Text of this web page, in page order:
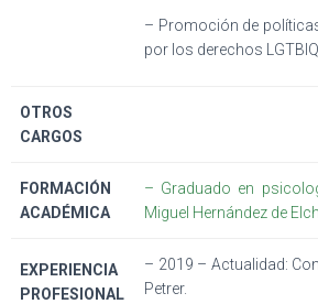
– Promoción de
por los derechos
OTROS
CARGOS
FORMACIÓN
ACADÉMICA
– Graduado en
Miguel Hernández de
EXPERIENCIA
PROFESIONAL
– 2019 – Actualidad:
Petrer.